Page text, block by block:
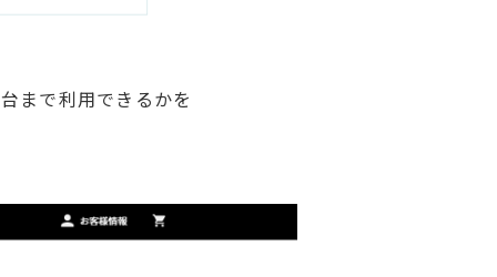
まで利用できるかを